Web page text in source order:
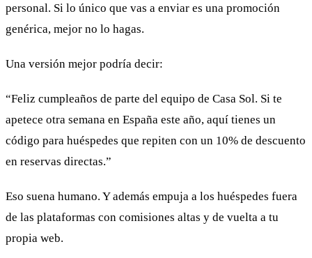
personal. Si lo único que vas a enviar es una promoción
genérica, mejor no lo hagas.
Una versión mejor podría decir:
“Feliz cumpleaños de parte del equipo de Casa Sol. Si te
apetece otra semana en España este año, aquí tienes un
código para huéspedes que repiten con un 10% de descuento
en reservas directas.”
Eso suena humano. Y además empuja a los huéspedes fuera
de las plataformas con comisiones altas y de vuelta a tu
propia web.